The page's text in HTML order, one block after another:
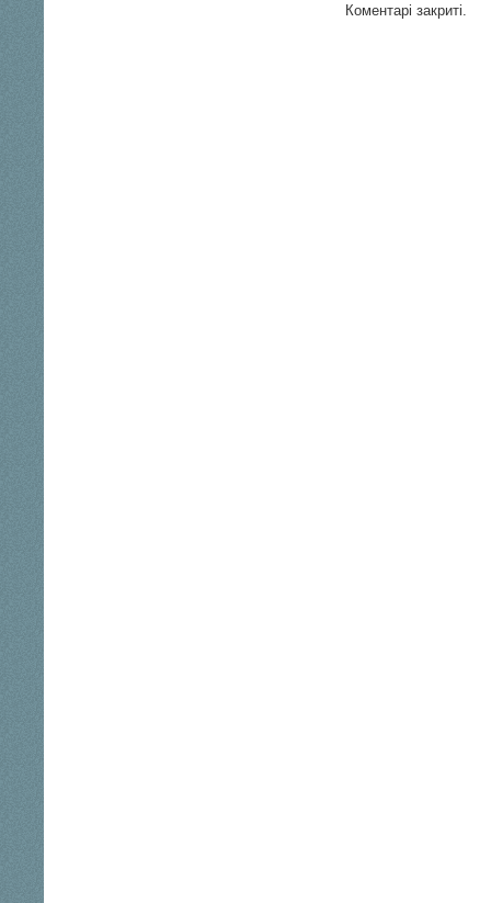
Коментарі закриті.